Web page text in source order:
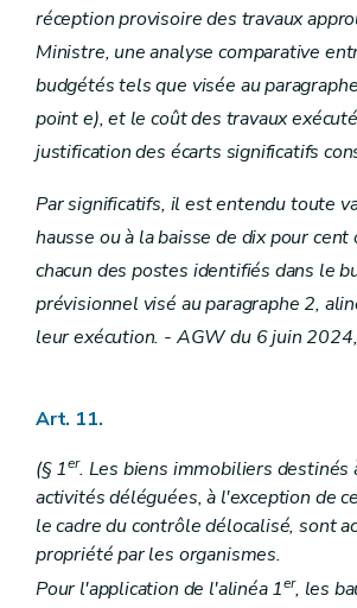
réception provisoire des travaux
Ministre, une analyse comparative
budgétés tels que visée au
point e), et le coût des travaux
justification des écarts significatifs
Par significatifs, il est entendu toute
hausse ou à la baisse de dix pour
chacun des postes identifiés dans le
prévisionnel visé au paragraphe 2,
leur exécution. - AGW du 6 juin
Art. 11.
(§ 1er. Les biens immobiliers destinés
activités déléguées, à l'exception de
le cadre du contrôle délocalisé, sont
propriété par les organismes.
Pour l'application de l'alinéa 1er, les